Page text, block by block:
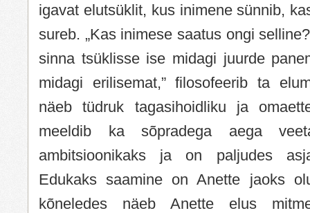
igavat elutsüklit, kus inimene sünnib,
sureb. „Kas inimese saatus ongi
sinna tsüklisse ise midagi juurde
midagi erilisemat,” filosofeerib ta
näeb tüdruk tagasihoidliku ja
meeldib ka sõpradega aega
ambitsioonikaks ja on paljudes
Edukaks saamine on Anette jaoks
kõneledes näeb Anette elus